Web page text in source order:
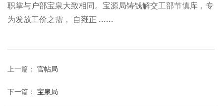
职掌与户部宝泉大致相同。宝源局铸钱解交工部节慎库，专
为发放工价之需， 自雍正 ......
上一篇 ： 官帖局
下一篇 ： 宝泉局